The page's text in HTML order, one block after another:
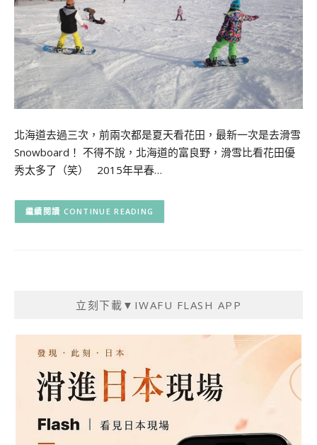
北海道去過三次，前兩次都是夏天看花田，最新一次是去滑雪
Snowboard！ 不得不說，北海道的富良野，滑雪比看花田優
秀太多了（笑） 2015年早春…
CONTINUE READING
立刻下載▼IWAFU FLASH APP